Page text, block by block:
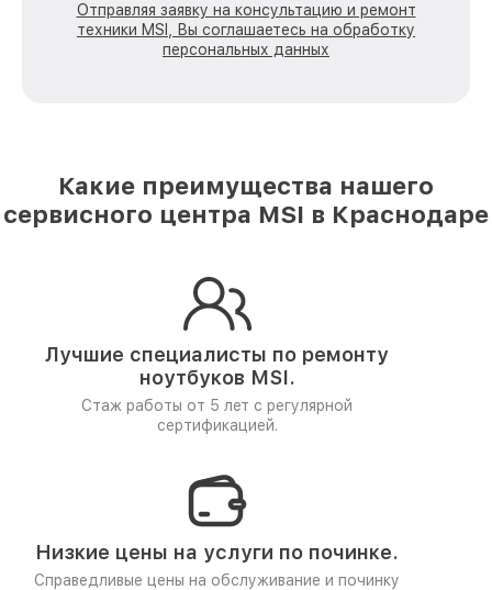
Отправляя заявку на консультацию и ремонт
техники MSI, Вы соглашаетесь на обработку
персональных данных
Какие преимущества нашего
сервисного центра MSI в Краснодаре
Лучшие специалисты по ремонту
ноутбуков MSI.
Стаж работы от 5 лет с регулярной
сертификацией.
Низкие цены на услуги по починке.
Справедливые цены на обслуживание и починку